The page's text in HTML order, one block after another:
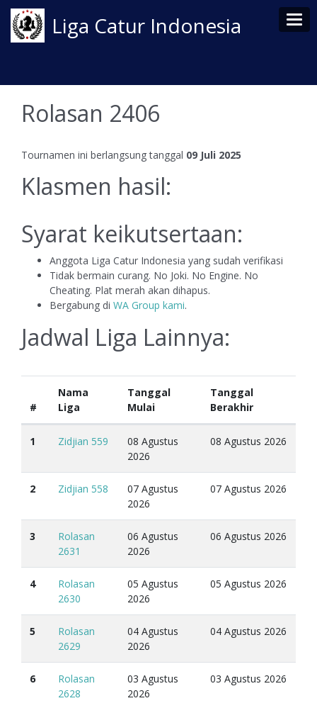
Liga Catur Indonesia
Rolasan 2406
Tournamen ini berlangsung tanggal 09 Juli 2025
Klasmen hasil:
Syarat keikutsertaan:
Anggota Liga Catur Indonesia yang sudah verifikasi
Tidak bermain curang. No Joki. No Engine. No
Cheating. Plat merah akan dihapus.
Bergabung di WA Group kami.
Jadwal Liga Lainnya:
#
Nama
Liga
Tanggal
Mulai
Tanggal
Berakhir
1 Zidjian 559
08 Agustus
2026
08 Agustus 2026
2 Zidjian 558
07 Agustus
2026
07 Agustus 2026
3
Rolasan
2631
06 Agustus
2026
06 Agustus 2026
4
Rolasan
2630
05 Agustus
2026
05 Agustus 2026
5
Rolasan
2629
04 Agustus
2026
04 Agustus 2026
6
Rolasan
2628
03 Agustus
2026
03 Agustus 2026